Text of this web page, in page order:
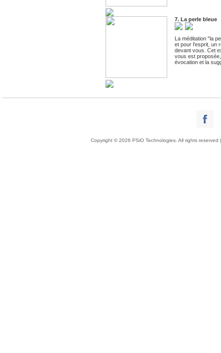
7. La perle bleue
La méditation "la
et pour l'esprit, un
devant vous. Cet
vous est
évocation et la
Copyright © 2026 PSiO Technologies. All rights reserved